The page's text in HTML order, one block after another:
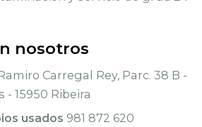
nosotros
Carregal Rey, Parc. 38 B -
- 15950 Ribeira
usados 981 872 620